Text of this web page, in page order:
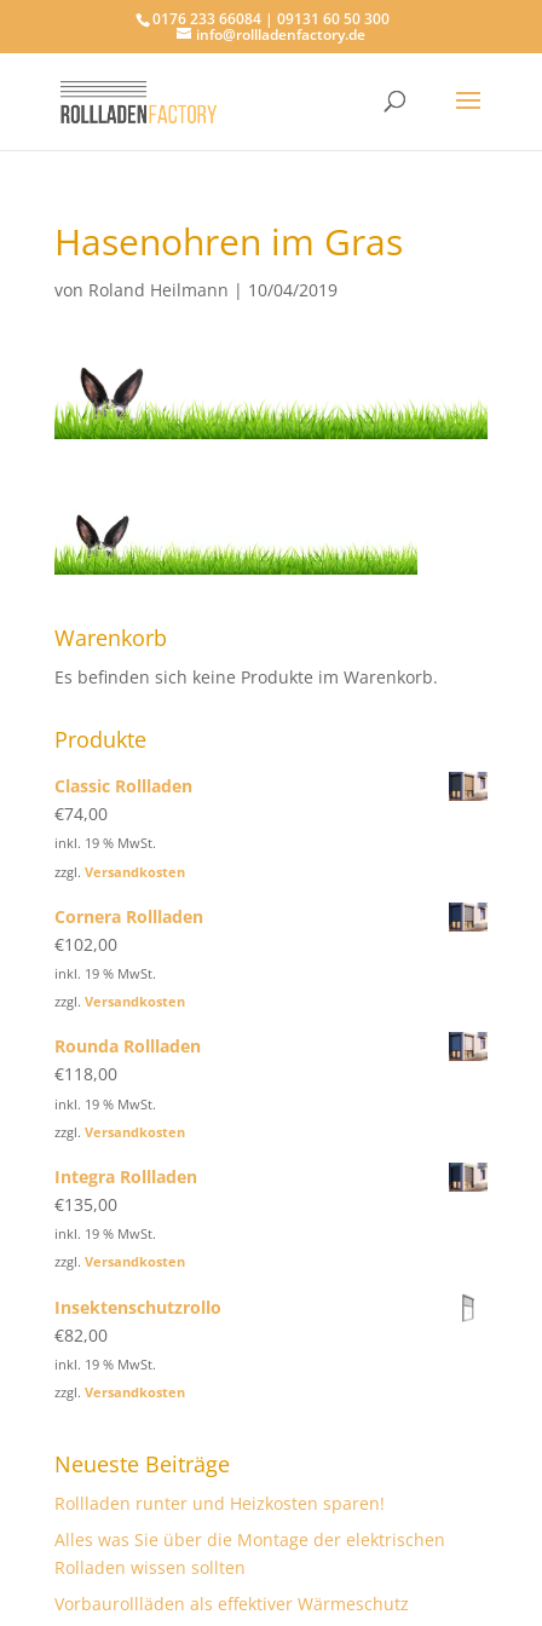
0176 233 66084 | 09131 60 50 300
info@rollladenfactory.de
Hasenohren im Gras
von Roland Heilmann | 10/04/2019
Warenkorb
Es befinden sich keine Produkte im Warenkorb.
Produkte
Classic Rollladen
€74,00
inkl. 19 % MwSt.
zzgl. Versandkosten
Cornera Rollladen
€102,00
inkl. 19 % MwSt.
zzgl. Versandkosten
Rounda Rollladen
€118,00
inkl. 19 % MwSt.
zzgl. Versandkosten
Integra Rollladen
€135,00
inkl. 19 % MwSt.
zzgl. Versandkosten
Insektenschutzrollo
€82,00
inkl. 19 % MwSt.
zzgl. Versandkosten
Neueste Beiträge
Rollladen runter und Heizkosten sparen!
Alles was Sie über die Montage der elektrischen
Rolladen wissen sollten
Vorbaurollläden als effektiver Wärmeschutz